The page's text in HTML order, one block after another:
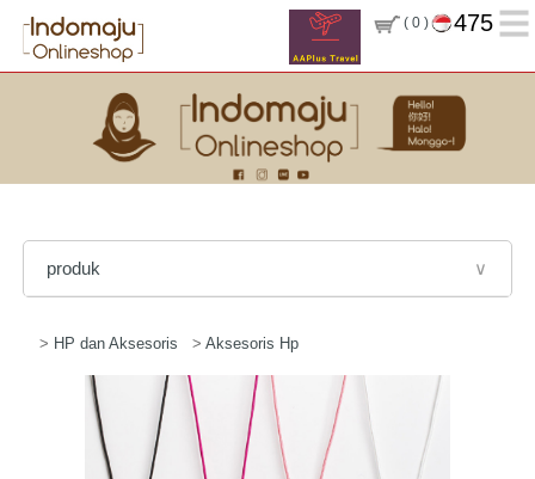
( 0 ) 475
produk ∨
> HP dan Aksesoris >Aksesoris Hp